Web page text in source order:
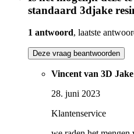
standaard 3djake
1 antwoord, laatste
Deze vraag beantwoorden
Vincent van 3D Jake
28. juni 2023
Klantenservice